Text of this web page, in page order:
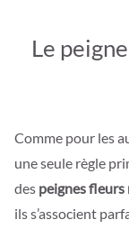
Le
Comme pour les
une seule règle
des peignes fleurs
ils s’associent